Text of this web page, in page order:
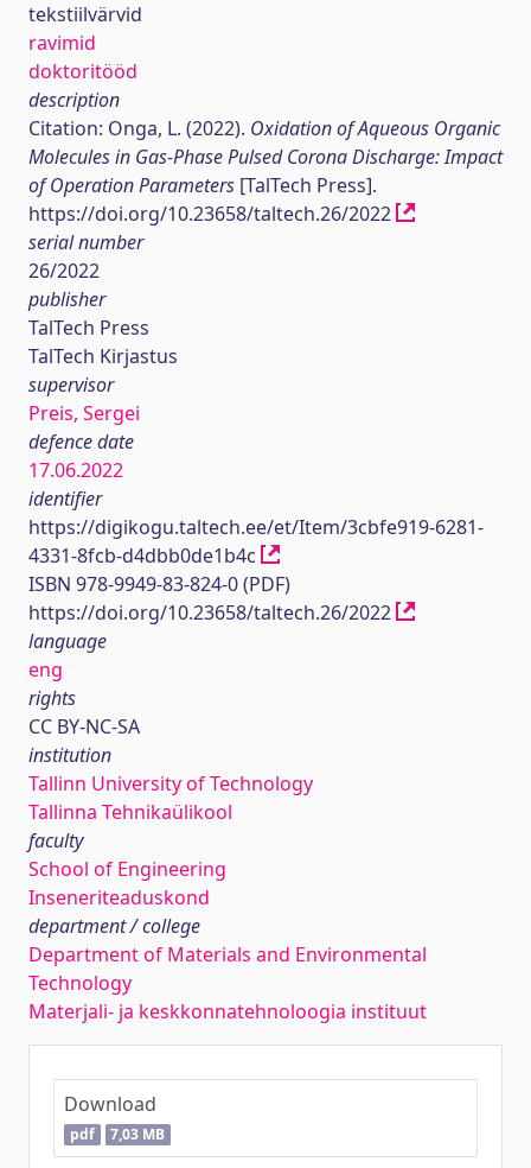
tekstiilvärvid
ravimid
doktoritööd
description
Citation: Onga, L. (2022). Oxidation of Aqueous Organic
Molecules in Gas-Phase Pulsed Corona Discharge: Impact
of Operation Parameters [TalTech Press].
https://doi.org/10.23658/taltech.26/2022
serial number
26/2022
publisher
TalTech Press
TalTech Kirjastus
supervisor
Preis, Sergei
defence date
17.06.2022
identifier
https://digikogu.taltech.ee/et/Item/3cbfe919-6281-
4331-8fcb-d4dbb0de1b4c
ISBN 978-9949-83-824-0 (PDF)
https://doi.org/10.23658/taltech.26/2022
language
eng
rights
CC BY-NC-SA
institution
Tallinn University of Technology
Tallinna Tehnikaülikool
faculty
School of Engineering
Inseneriteaduskond
department / college
Department of Materials and Environmental
Technology
Materjali- ja keskkonnatehnoloogia instituut
Download
pdf 7,03 MB